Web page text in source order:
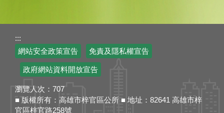
:::
網站安全政策宣告
免責及隱私權宣告
政府網站資料開放宣告
瀏覽人次： 707
■ 版權所有：高雄市梓官區公所 ■ 地址：82641 高雄市梓
官區梓官路258號